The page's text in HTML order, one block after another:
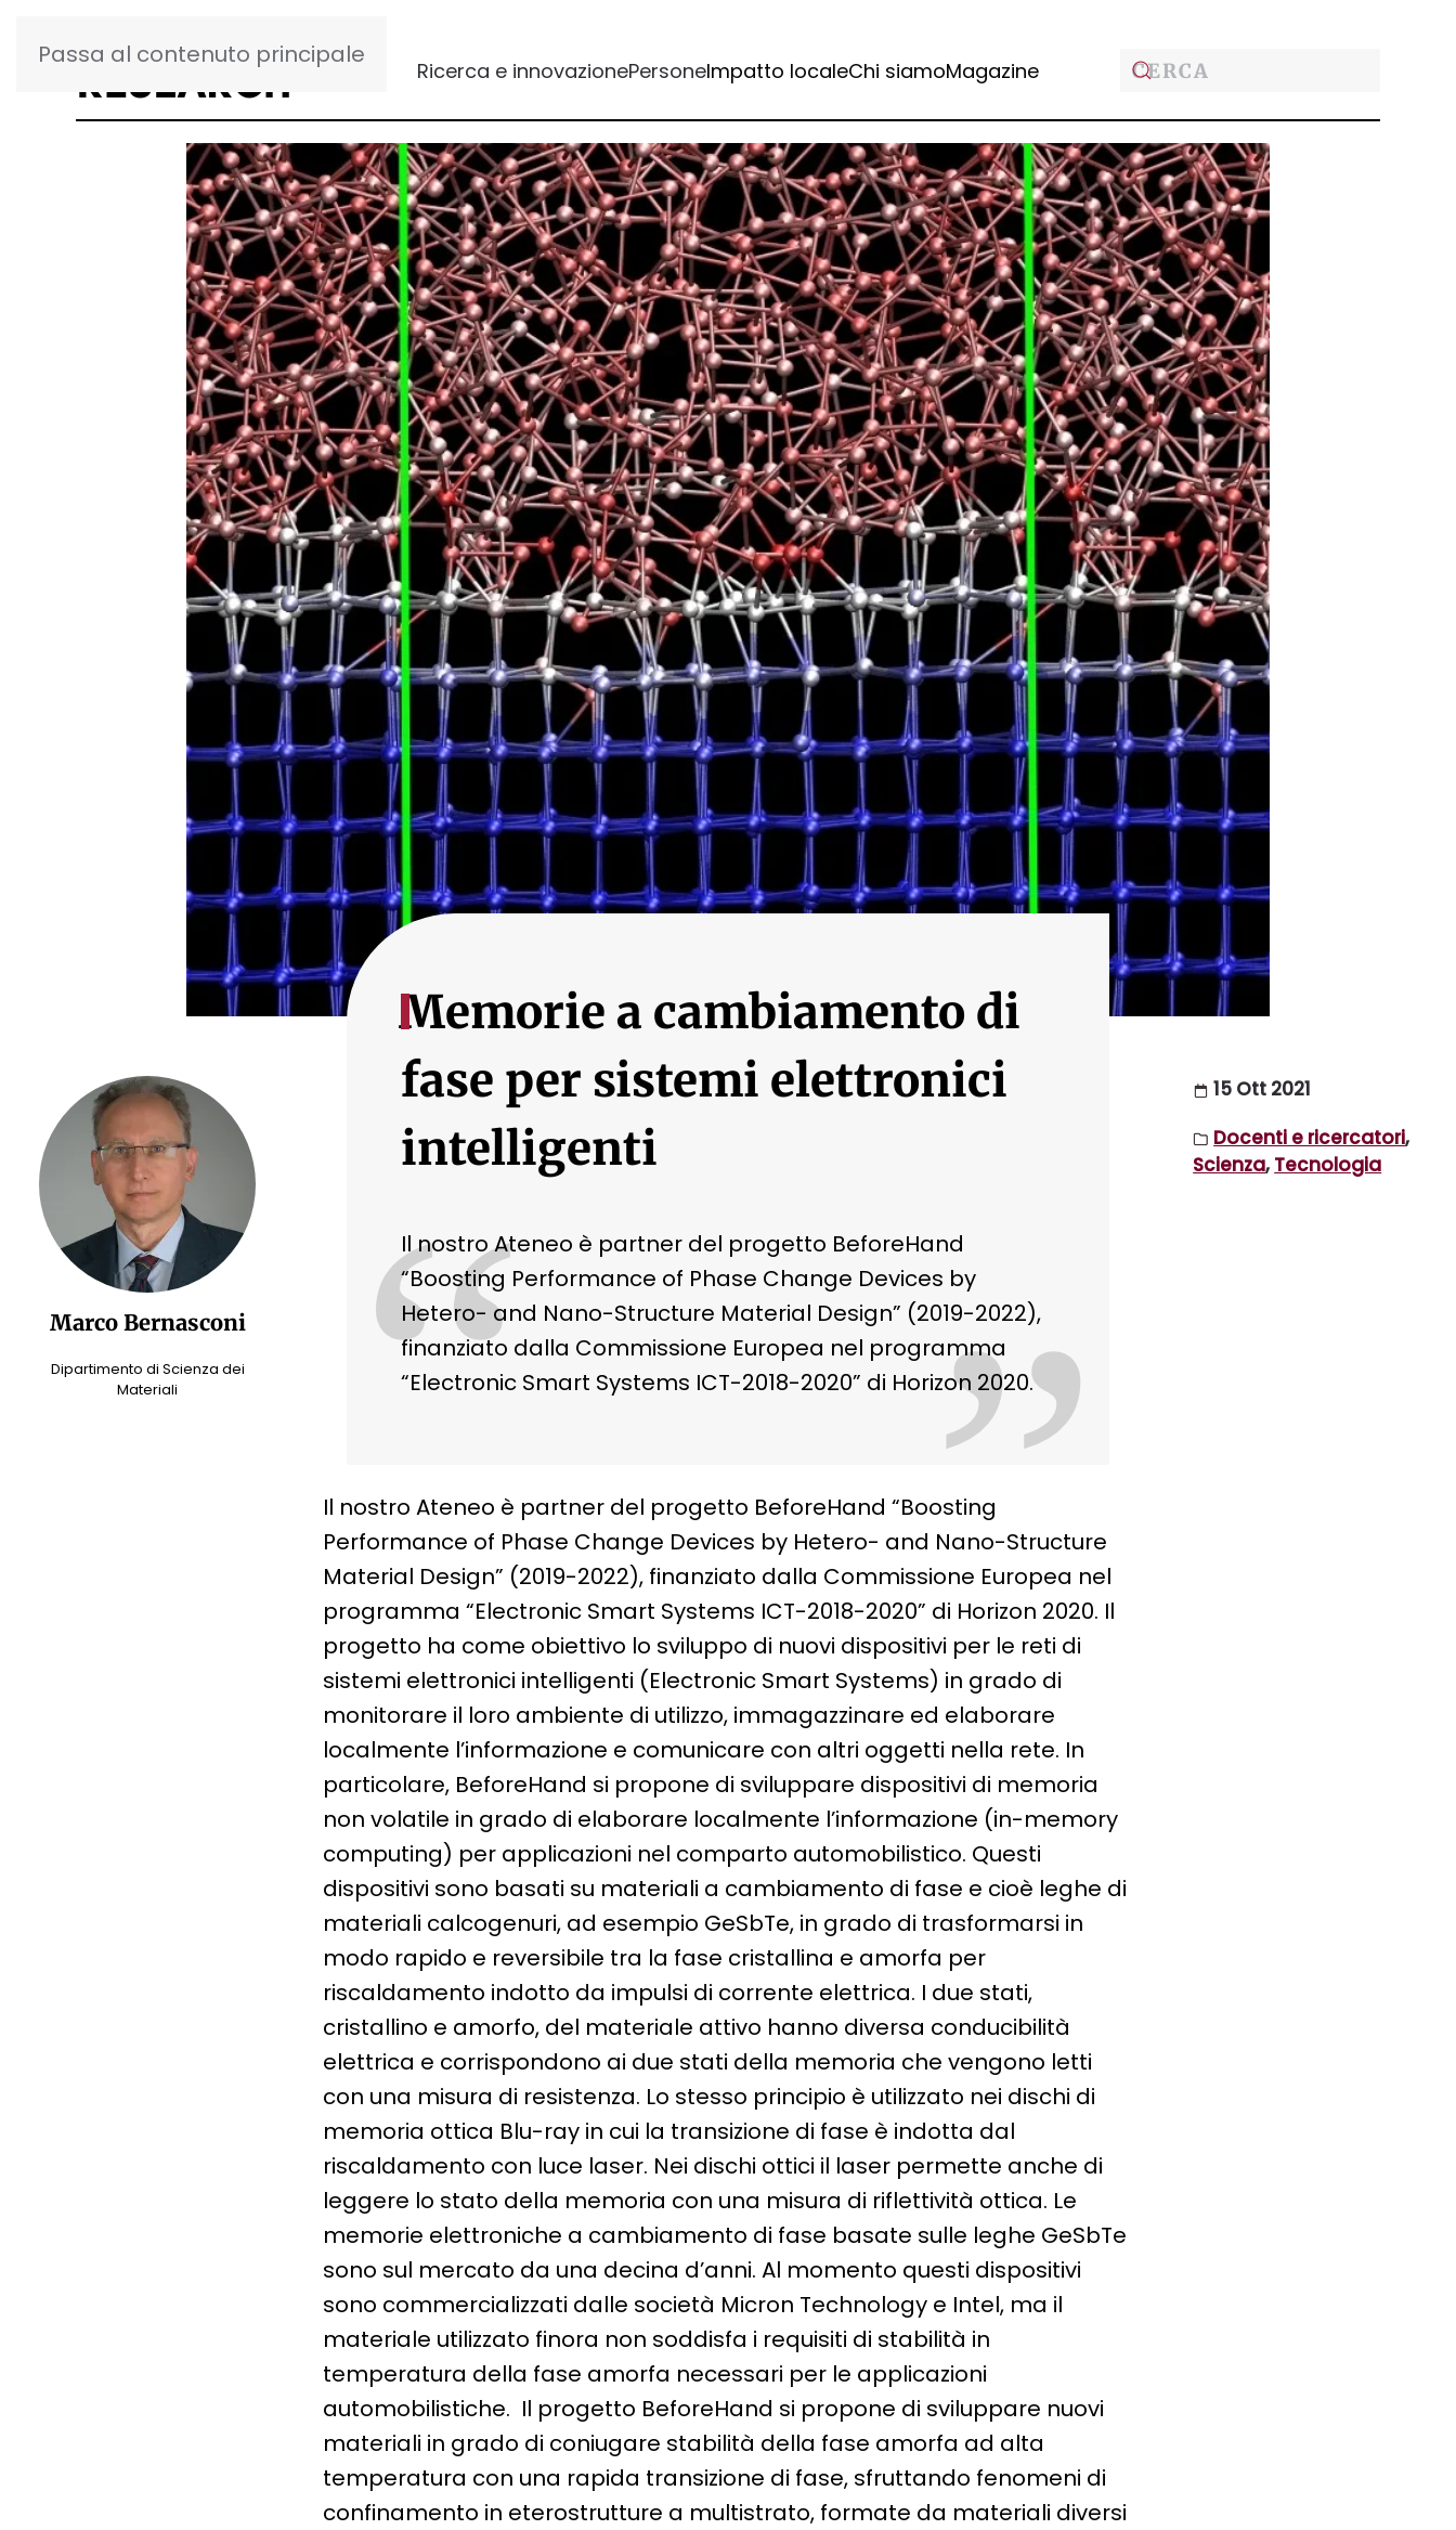
Passa al contenuto principale
Ricerca e innovazionePersoneImpatto localeChi siamoMagazine
Marco Bernasconi
Dipartimento di Scienza dei
Materiali
Memorie a cambiamento di
fase per sistemi elettronici
intelligenti
“
Il nostro Ateneo è partner del progetto BeforeHand
“Boosting Performance of Phase Change Devices by
Hetero- and Nano-Structure Material Design” (2019-2022),
finanziato dalla Commissione Europea nel programma
“Electronic Smart Systems ICT-2018-2020” di Horizon 2020.
”
Il nostro Ateneo è partner del progetto BeforeHand “Boosting
Performance of Phase Change Devices by Hetero- and Nano-Structure
Material Design” (2019-2022), finanziato dalla Commissione Europea nel
programma “Electronic Smart Systems ICT-2018-2020” di Horizon 2020. Il
progetto ha come obiettivo lo sviluppo di nuovi dispositivi per le reti di
sistemi elettronici intelligenti (Electronic Smart Systems) in grado di
monitorare il loro ambiente di utilizzo, immagazzinare ed elaborare
localmente l’informazione e comunicare con altri oggetti nella rete. In
particolare, BeforeHand si propone di sviluppare dispositivi di memoria
non volatile in grado di elaborare localmente l’informazione (in-memory
computing) per applicazioni nel comparto automobilistico. Questi
dispositivi sono basati su materiali a cambiamento di fase e cioè leghe di
materiali calcogenuri, ad esempio GeSbTe, in grado di trasformarsi in
modo rapido e reversibile tra la fase cristallina e amorfa per
riscaldamento indotto da impulsi di corrente elettrica. I due stati,
cristallino e amorfo, del materiale attivo hanno diversa conducibilità
elettrica e corrispondono ai due stati della memoria che vengono letti
con una misura di resistenza. Lo stesso principio è utilizzato nei dischi di
memoria ottica Blu-ray in cui la transizione di fase è indotta dal
riscaldamento con luce laser. Nei dischi ottici il laser permette anche di
leggere lo stato della memoria con una misura di riflettività ottica. Le
memorie elettroniche a cambiamento di fase basate sulle leghe GeSbTe
sono sul mercato da una decina d’anni. Al momento questi dispositivi
sono commercializzati dalle società Micron Technology e Intel, ma il
materiale utilizzato finora non soddisfa i requisiti di stabilità in
temperatura della fase amorfa necessari per le applicazioni
automobilistiche. Il progetto BeforeHand si propone di sviluppare nuovi
materiali in grado di coniugare stabilità della fase amorfa ad alta
temperatura con una rapida transizione di fase, sfruttando fenomeni di
confinamento in eterostrutture a multistrato, formate da materiali diversi
15 Ott 2021
Docenti e ricercatori,
Scienza, Tecnologia